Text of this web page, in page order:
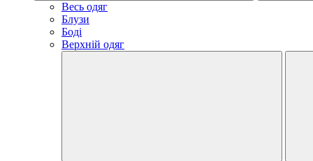
Весь одяг
Блузи
Боді
Верхній одяг